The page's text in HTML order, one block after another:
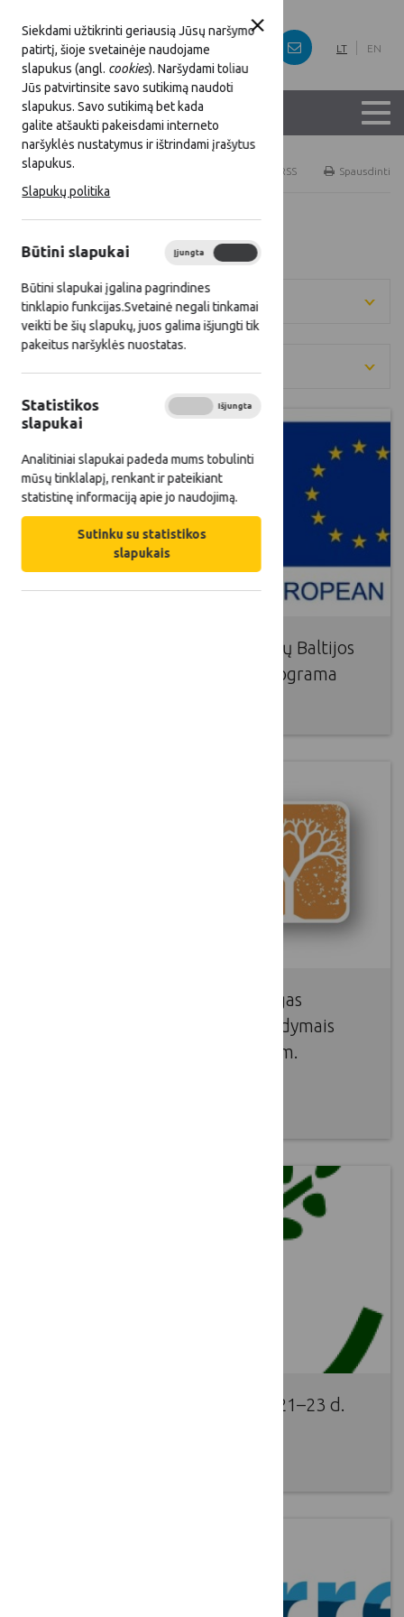
Siekdami užtikrinti geriausią Jūsų naršymo
patirtį, šioje svetainėje naudojame
slapukus (angl. cookies). Naršydami toliau
Jūs patvirtinsite savo sutikimą naudoti
slapukus. Savo sutikimą bet kada
galite atšaukti pakeisdami interneto
naršyklės nustatymus ir ištrindami įrašytus
slapukus.
Slapukų politika
Būtini slapukai Įjungta
Būtini slapukai įgalina pagrindines
tinklapio funkcijas.Svetainė negali tinkamai
veikti be šių slapukų, juos galima išjungti tik
pakeitus naršyklės nuostatas.
Statistikos
slapukai
Išjungta
Analitiniai slapukai padeda mums tobulinti
mūsų tinklalapį, renkant ir pateikiant
statistinę informaciją apie jo naudojimą.
Sutinku su statistikos
slapukais
LT EN
Titulinis Spausdinti
RSS
Metai
2014-2020 m. Interreg V-A Pietų Baltijos
bendradarbiavimo per sieną programa
Darbo grupės renginys „Tikslingas
duomenų valdymas siekiant įrodymais
pagrįsto KPP vertinimo“ (2016 m.
LEADER konferencija lapkričio 21–23 d.